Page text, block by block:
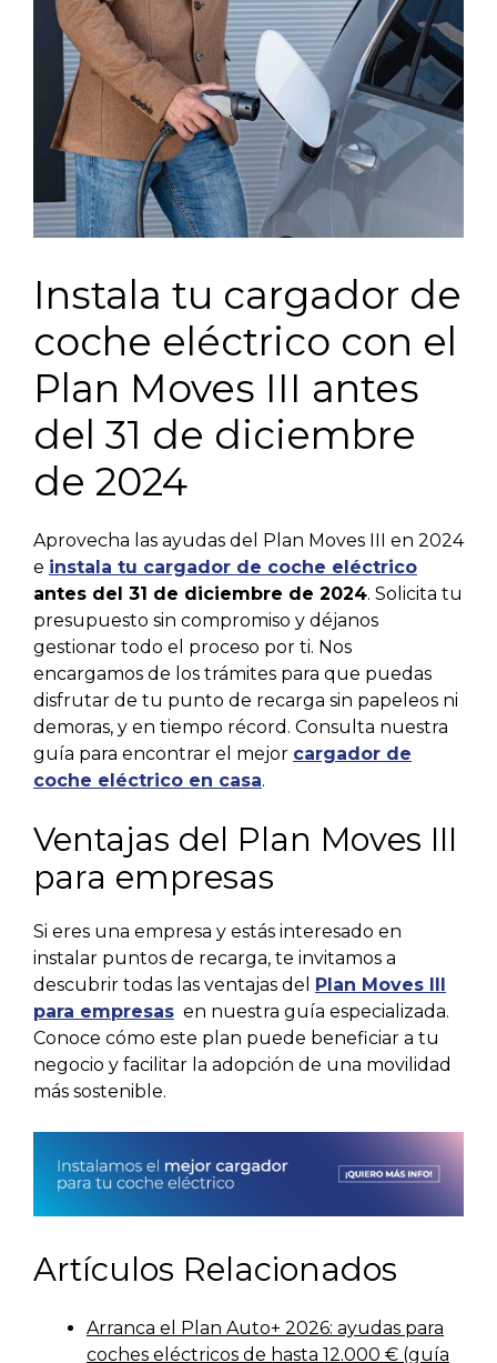
Instala tu cargador de
coche eléctrico con el
Plan Moves III antes
del 31 de diciembre
de 2024
Aprovecha las ayudas del Plan Moves III en 2024
e instala tu cargador de coche eléctrico
antes del 31 de diciembre de 2024. Solicita tu
presupuesto sin compromiso y déjanos
gestionar todo el proceso por ti. Nos
encargamos de los trámites para que puedas
disfrutar de tu punto de recarga sin papeleos ni
demoras, y en tiempo récord. Consulta nuestra
guía para encontrar el mejor cargador de
coche eléctrico en casa.
Ventajas del Plan Moves III
para empresas
Si eres una empresa y estás interesado en
instalar puntos de recarga, te invitamos a
descubrir todas las ventajas del Plan Moves III
para empresas en nuestra guía especializada.
Conoce cómo este plan puede beneficiar a tu
negocio y facilitar la adopción de una movilidad
más sostenible.
Artículos Relacionados
Arranca el Plan Auto+ 2026: ayudas para
coches eléctricos de hasta 12.000 € (guía